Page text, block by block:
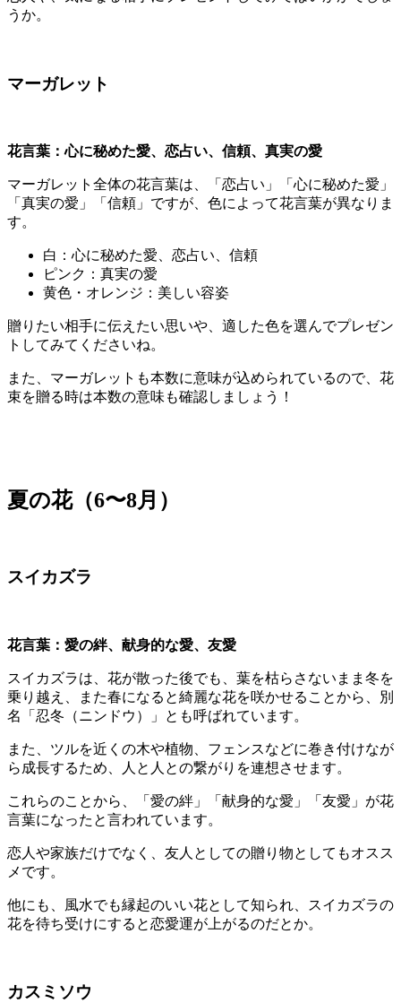
うか。
マーガレット
花言葉：心に秘めた愛、恋占い、信頼、真実の愛
マーガレット全体の花言葉は、「恋占い」「心に秘めた愛」
「真実の愛」「信頼」ですが、色によって花言葉が異なりま
す。
白：心に秘めた愛、恋占い、信頼
ピンク：真実の愛
黄色・オレンジ：美しい容姿
贈りたい相手に伝えたい思いや、適した色を選んでプレゼン
トしてみてくださいね。
また、マーガレットも本数に意味が込められているので、花
束を贈る時は本数の意味も確認しましょう！
夏の花（6〜8月）
スイカズラ
花言葉：愛の絆、献身的な愛、友愛
スイカズラは、花が散った後でも、葉を枯らさないまま冬を
乗り越え、また春になると綺麗な花を咲かせることから、別
名「忍冬（ニンドウ）」とも呼ばれています。
また、ツルを近くの木や植物、フェンスなどに巻き付けなが
ら成長するため、人と人との繋がりを連想させます。
これらのことから、「愛の絆」「献身的な愛」「友愛」が花
言葉になったと言われています。
恋人や家族だけでなく、友人としての贈り物としてもオスス
メです。
他にも、風水でも縁起のいい花として知られ、スイカズラの
花を待ち受けにすると恋愛運が上がるのだとか。
カスミソウ